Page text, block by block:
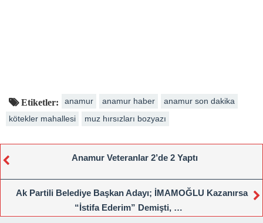
Etiketler: anamur anamur haber
anamur son dakika
kötekler mahallesi
muz hırsızları bozyazı
Anamur Veteranlar 2’de 2 Yaptı
Ak Partili Belediye Başkan Adayı; İMAMOĞLU Kazanırsa
“İstifa Ederim” Demişti, …